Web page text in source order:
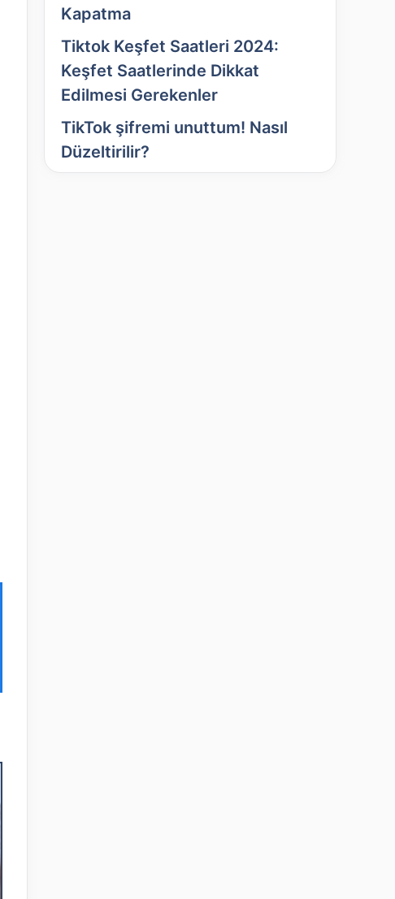
Kapatma
Tiktok Keşfet Saatleri 2024:
Keşfet Saatlerinde Dikkat
Edilmesi Gerekenler
TikTok şifremi unuttum! Nasıl
Düzeltirilir?